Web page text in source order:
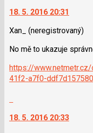
18. 5. 2016 20:31
Xan_
(neregistrovaný)
No mě to ukazuje
https://
41f2-a7f0-
další
18. 5. 2016 20:33